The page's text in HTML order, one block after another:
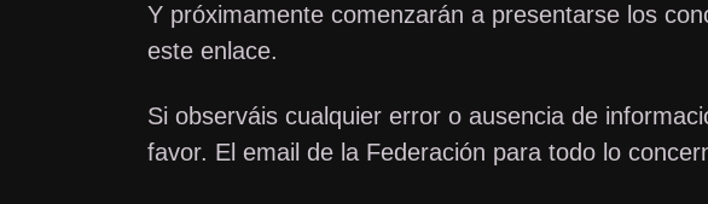
Y próximamente comenzarán a presentarse los
este enlace.
Si observáis cualquier error o ausencia de
favor. El email de la Federación para todo lo